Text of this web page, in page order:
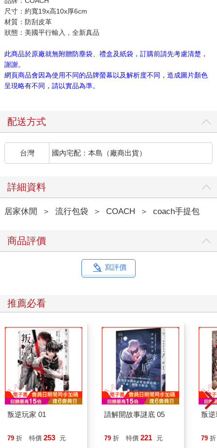
尺寸：約寬19x高10x厚6cm
材質：防刮皮革
狀態：美國平行輸入，全新真品
此商品於原廠就無附贈防塵袋、禮盒及紙袋，訂購前請先考慮清楚，
謝謝。
網頁商品會因為使用不同的品牌螢幕以及解析度不同，造成圖片顏色
呈現略有不同，請以實品為準。
配送方式
台灣 國內宅配：本島（廠商出貨）
詳細資料
居家休閒 ＞ 流行包袋 ＞ COACH ＞ coach手提包
商品評價
寫評價
推薦必看
叛逆玩家 01
79 折 特價 253 元
請解開故事謎底 05
79 折 特價 221 元
叛逆
79 折